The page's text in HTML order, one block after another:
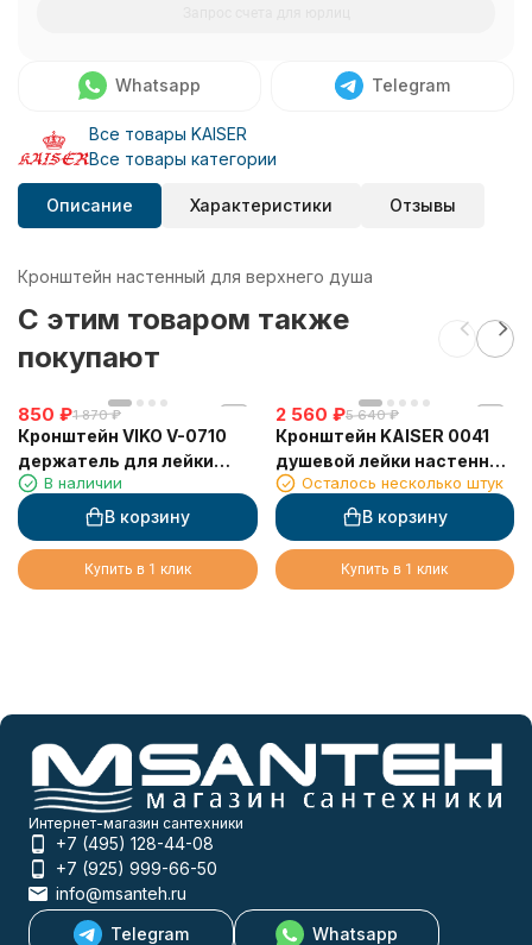
Whatsapp Telegram
Все товары KAISER
Все товары категории
Описание Характеристики Отзывы
Кронштейн настенный для верхнего душа
C этим товаром также
покупают
850 ₽1 870 ₽
Кронштейн VIKO V-0710
держатель для лейки
металлический
В наличии
В корзину
Купить в 1 клик
2 560 ₽5 640 ₽
Кронштейн KAISER 0041
душевой лейки настенный
металлический, Золото
Осталось несколько штук
В корзину
Купить в 1 клик
Интернет-магазин сантехники
+7 (495) 128-44-08
+7 (925) 999-66-50
info@msanteh.ru
Telegram
Whatsapp